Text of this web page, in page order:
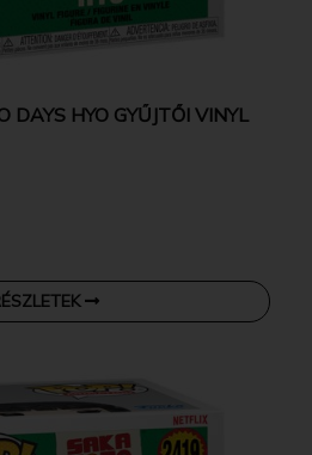
DAYS HYO GYŰJTŐI VINYL